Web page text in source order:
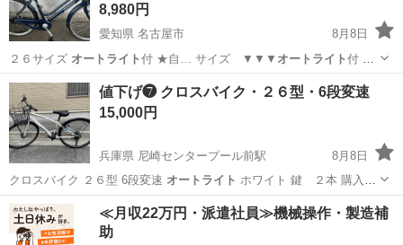
8,980円
愛知県 名古屋市
8月8日
２６サイズ オートライト 付 ★自… サイズ ▼▼▼ オートライト付
★★★…
愛知 名古屋市 その他
値下げ❼ クロスバイク・２６型・6段変速
15,000円
兵庫県 尼崎センタープール前駅
8月8日
クロスバイク ２６型 6段変速 オートライト
…兵庫 尼崎市 尼崎センタープール前駅 クロスバイク
オートライト
≪月収22万円・派遣社員≫機械操作・製造補
助